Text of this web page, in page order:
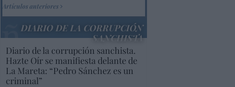
Artículos anteriores
DIARIO DE LA CORRUPCIÓN
SANCHISTA
Diario de la corrupción sanchista.
Hazte Oír se manifiesta delante de
La Mareta: “Pedro Sánchez es un
criminal”